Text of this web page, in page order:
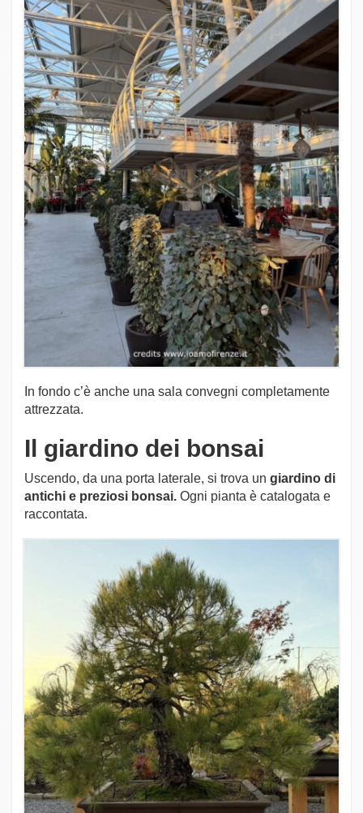
In fondo c’è anche una sala convegni completamente
attrezzata.
Il giardino dei bonsai
Uscendo, da una porta laterale, si trova un giardino di
antichi e preziosi bonsai. Ogni pianta è catalogata e
raccontata.